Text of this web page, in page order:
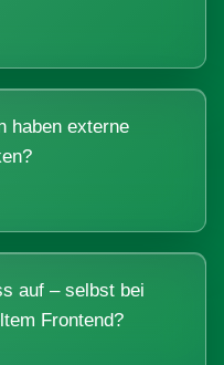
haben externe
auf – selbst bei
Frontend?